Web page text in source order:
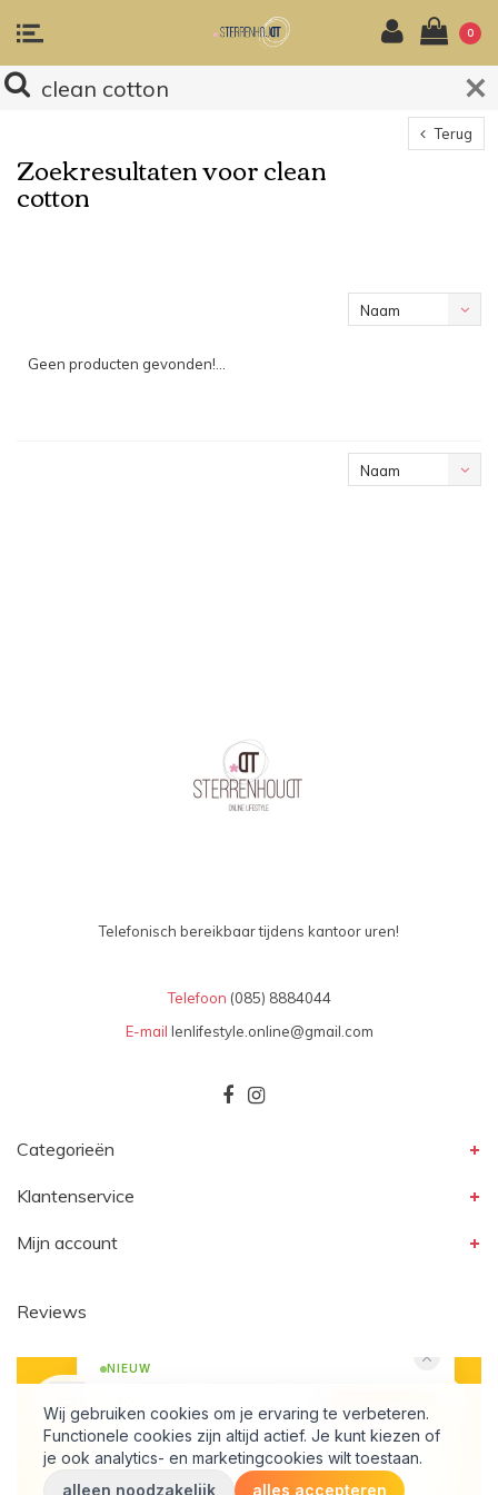
0
Terug
Zoekresultaten voor clean
cotton
Naam
Geen producten gevonden!...
Naam
Telefonisch bereikbaar tijdens kantoor uren!
Telefoon (085) 8884044
E-mail lenlifestyle.online@gmail.com
Categorieën
Klantenservice
Mijn account
Reviews